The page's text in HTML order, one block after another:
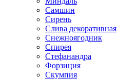
Самшин
Сирень
Слива декоративная
Снежноягодник
Спирея
Стефанандра
Форзиция
Скумпия